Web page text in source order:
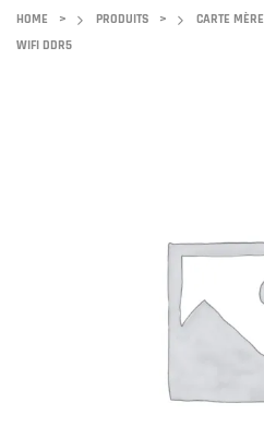
HOME > PRODUITS > CARTE MÈRE
WIFI DDR5